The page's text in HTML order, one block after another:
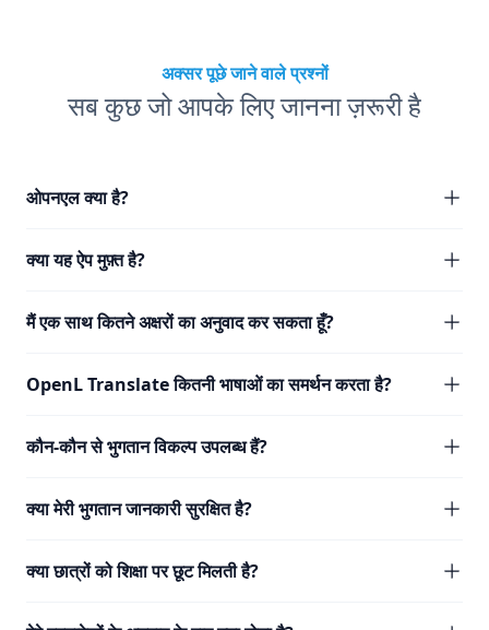
अक्सर पूछे जाने वाले प्रश्नों
सब कुछ जो आपके लिए जानना ज़रूरी है
ओपनएल क्या है?
क्या यह ऐप मुफ़्त है?
मैं एक साथ कितने अक्षरों का अनुवाद कर सकता हूँ?
OpenL Translate कितनी भाषाओं का समर्थन करता है?
कौन-कौन से भुगतान विकल्प उपलब्ध हैं?
क्या मेरी भुगतान जानकारी सुरक्षित है?
क्या छात्रों को शिक्षा पर छूट मिलती है?